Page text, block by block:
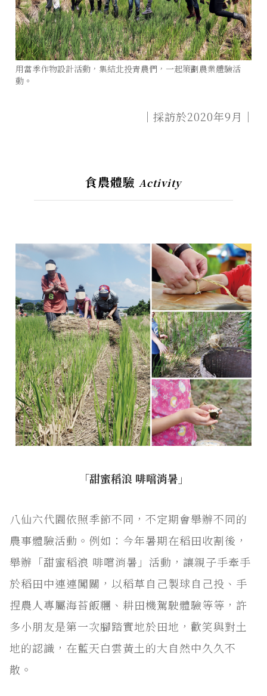
用當季作物設計活動，集結北投青農們，一起策劃農業體驗活
動。
｜採訪於2020年9月｜
食農體驗Activity
「甜蜜稻浪 啡嚐消暑」
八仙六代園依照季節不同，不定期會舉辦不同的
農事體驗活動。例如：今年暑期在稻田收割後，
舉辦「甜蜜稻浪 啡嚐消暑」活動，讓親子手牽手
於稻田中連連闖關，以稻草自己製球自己投、手
捏農人專屬海苔飯糰、耕田機駕駛體驗等等，許
多小朋友是第一次腳踏實地於田地，歡笑與對土
地的認識，在藍天白雲黃土的大自然中久久不
散。